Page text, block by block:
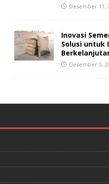
Desember 11,
Inovasi
Solusi
Desember 5,